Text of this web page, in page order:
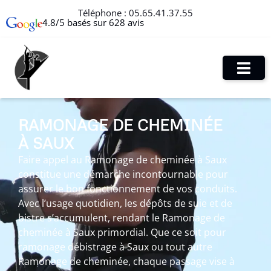
Téléphone : 05.65.41.37.55
4.8/5 basés sur 628 avis
RAMONAGE DE CHEMINÉE
À SAUX
Faire appel au Ramonage de cheminée à Saux
constitue une démarche incontournable pour
assurer le bon fonctionnement de vos conduits.
Avec l’usage quotidien, les dépôts de suie et de
bistre s’accumulent, rendant le Ramonage de
cheminée à Saux primordial. Que ce soit pour
ramonage débistrage à Saux ou tout autre
Ramonage de cheminée, chaque passage vise à